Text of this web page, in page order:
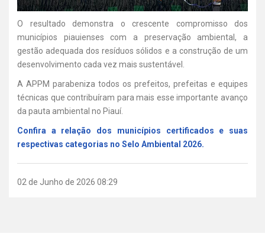
O resultado demonstra o crescente compromisso dos
municípios piauienses com a preservação ambiental, a
gestão adequada dos resíduos sólidos e a construção de um
desenvolvimento cada vez mais sustentável.
A APPM parabeniza todos os prefeitos, prefeitas e equipes
técnicas que contribuíram para mais esse importante avanço
da pauta ambiental no Piauí.
Confira a relação dos municípios certificados e suas
respectivas categorias no Selo Ambiental 2026.
02 de Junho de 2026 08:29